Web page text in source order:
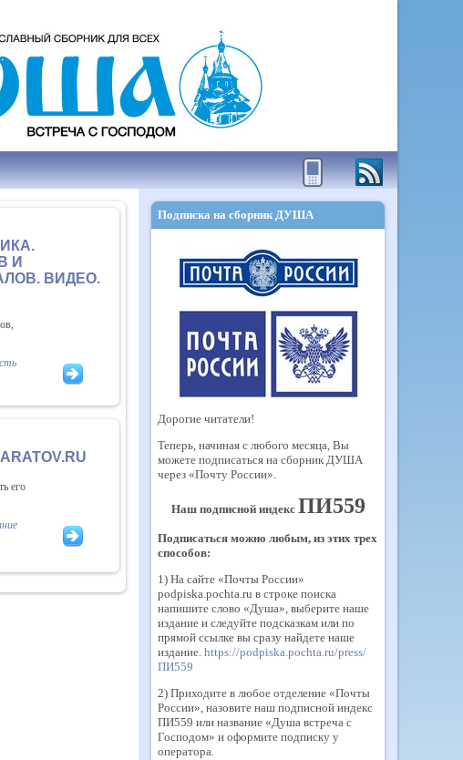
И
ВИДЕО.
его
Подписка на сборник ДУША
Дорогие читатели!
Теперь, начиная с любого месяца, Вы
можете подписаться на сборник ДУША
через «Почту России».
Наш подписной индекс ПИ559
Подписаться можно любым, из этих трех
способов:
1) На сайте «Почты России»
podpiska.pochta.ru в строке поиска
напишите слово «Душа», выберите наше
издание и следуйте подсказкам или по
прямой ссылке вы сразу найдете наше
издание. https://podpiska.pochta.ru/press/
ПИ559
2) Приходите в любое отделение «Почты
России», назовите наш подписной индекс
ПИ559 или название «Душа встреча с
Господом» и оформите подписку у
оператора.